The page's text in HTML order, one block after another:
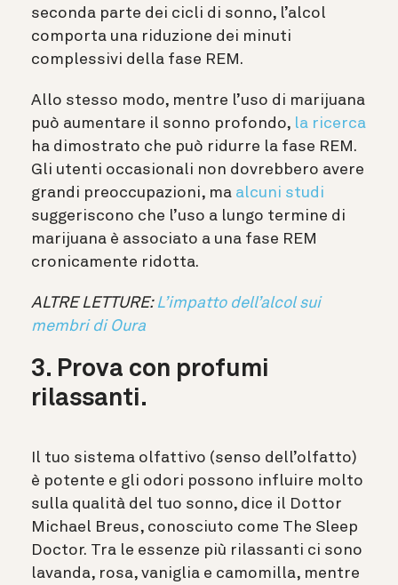
seconda parte dei cicli di sonno, l’alcol
comporta una riduzione dei minuti
complessivi della fase REM.
Allo stesso modo, mentre l’uso di marijuana
può aumentare il sonno profondo, la ricerca
ha dimostrato che può ridurre la fase REM.
Gli utenti occasionali non dovrebbero avere
grandi preoccupazioni, ma alcuni studi
suggeriscono che l’uso a lungo termine di
marijuana è associato a una fase REM
cronicamente ridotta.
ALTRE LETTURE: L’impatto dell’alcol sui
membri di Oura
3. Prova con profumi
rilassanti.
Il tuo sistema olfattivo (senso dell’olfatto)
è potente e gli odori possono influire molto
sulla qualità del tuo sonno, dice il Dottor
Michael Breus, conosciuto come The Sleep
Doctor. Tra le essenze più rilassanti ci sono
lavanda, rosa, vaniglia e camomilla, mentre